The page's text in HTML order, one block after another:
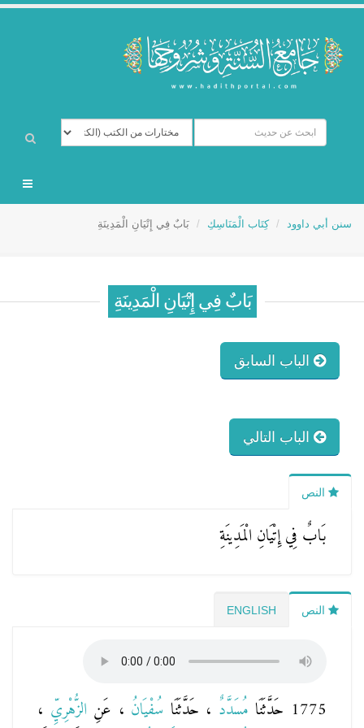
سنن أبي داوود كِتَاب الْمَنَاسِكِ بَابٌ فِي إِتْيَانِ الْمَدِينَةِ
بَابٌ فِي إِتْيَانِ الْمَدِينَةِ
الباب السابق
الباب التالي
النص
بَابٌ فِي إِتْيَانِ الْمَدِينَةِ
النص ENGLISH
1775 حَدَّثَنَا مُسَدَّدٌ ، حَدَّثَنَا سُفْيَانُ ، عَنِ الزُّهْرِيِّ ،